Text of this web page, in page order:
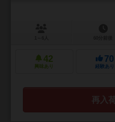
42
興味あり
70
経験あり
再入